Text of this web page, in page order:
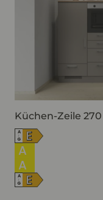
Küchen-Zeile
A
↑G
E
A
A
A
↑G E